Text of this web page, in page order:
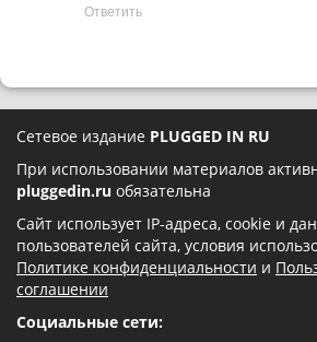
Ответить
Сетевое издание PLUGGED IN RU
При использовании материалов
pluggedin.ru обязательна
Сайт использует IP-адреса, cookie и
пользователей сайта, условия
Политике конфиденциальности и
соглашении
Социальные сети: